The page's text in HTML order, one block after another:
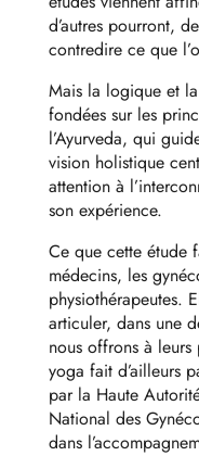
d’autres pourront,
contredire ce que
Mais la logique et
fondées sur les
l’Ayurveda, qui
vision holistique
attention à
son expérience.
Ce que cette étude
médecins, les
physiothérapeutes.
articuler, dans une
nous offrons à leurs
yoga fait d’ailleurs
par la Haute
National des
dans